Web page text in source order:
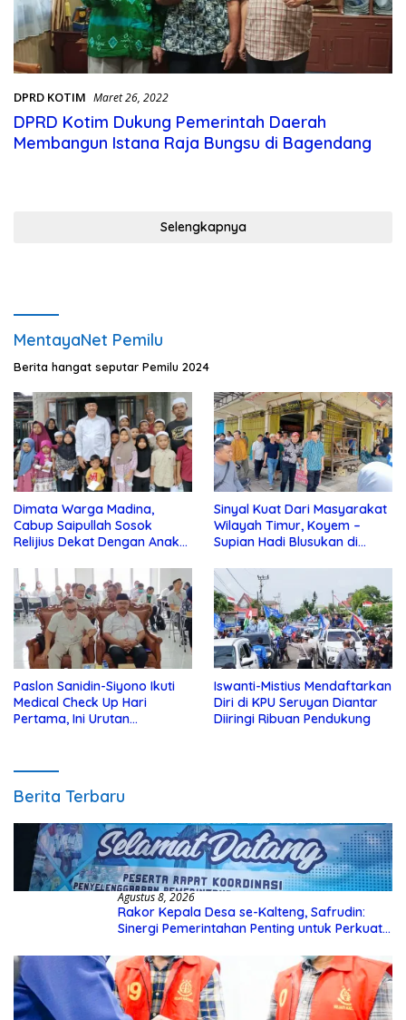
DPRD KOTIM Maret 26, 2022
DPRD Kotim Dukung Pemerintah Daerah
Membangun Istana Raja Bungsu di Bagendang
Selengkapnya
MentayaNet Pemilu
Berita hangat seputar Pemilu 2024
Dimata Warga Madina,
Cabup Saipullah Sosok
Relijius Dekat Dengan Anak
Sinyal Kuat Dari Masyarakat
Wilayah Timur, Koyem –
Supian Hadi Blusukan di
Paslon Sanidin-Siyono Ikuti
Medical Check Up Hari
Pertama, Ini Urutan
Iswanti-Mistius Mendaftarkan
Diri di KPU Seruyan Diantar
Diiringi Ribuan Pendukung
Berita Terbaru
Agustus 8, 2026
Rakor Kepala Desa se-Kalteng, Safrudin:
Sinergi Pemerintahan Penting untuk Perkuat